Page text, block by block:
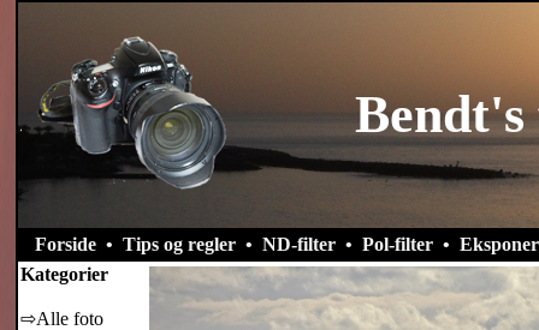
Bendt's
Forside • Tips og regler • ND-filter • Pol-filter •
Kategorier
⇨Alle foto